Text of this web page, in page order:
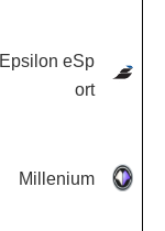
Epsilon eSp
ort
Millenium